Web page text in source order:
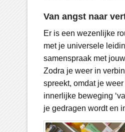
Van angst naar
Er is een wezenlijke
met je universele
samenspraak met
Zodra je weer in
spreekt, omdat je
innerlijke beweging
je gedragen wordt en